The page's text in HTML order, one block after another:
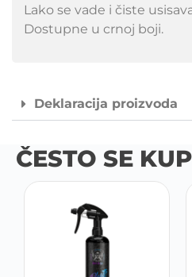
Lako se vade i čiste
Dostupne u crnoj boji.
Deklaracija proizvoda
ČESTO SE